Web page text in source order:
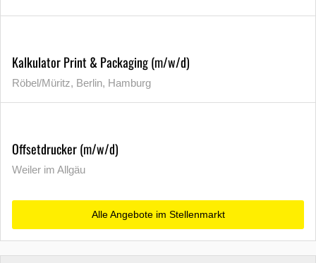
Kalkulator Print & Packaging (m/w/d)
Röbel/Müritz, Berlin, Hamburg
Offsetdrucker (m/w/d)
Weiler im Allgäu
Alle Angebote im Stellenmarkt